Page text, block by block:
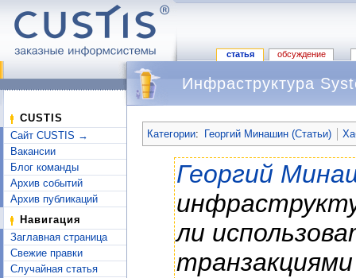
статья обсуждение
CUSTIS
Сайт CUSTIS →
Вакансии
Блог команды
Архив событий
Архив публикаций
Навигация
Заглавная страница
Свежие правки
Случайная статья
Инфраструктура
Категории: Георгий Минашин (Статьи)
Георгий
ли